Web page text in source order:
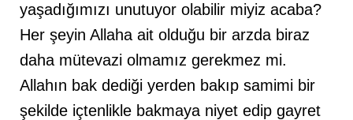
yaşadığımızı unutuyor olabilir miyiz acaba?
Her şeyin Allaha ait olduğu bir arzda biraz
daha mütevazi olmamız gerekmez mi.
Allahın bak dediği yerden bakıp samimi bir
şekilde içtenlikle bakmaya niyet edip gayret